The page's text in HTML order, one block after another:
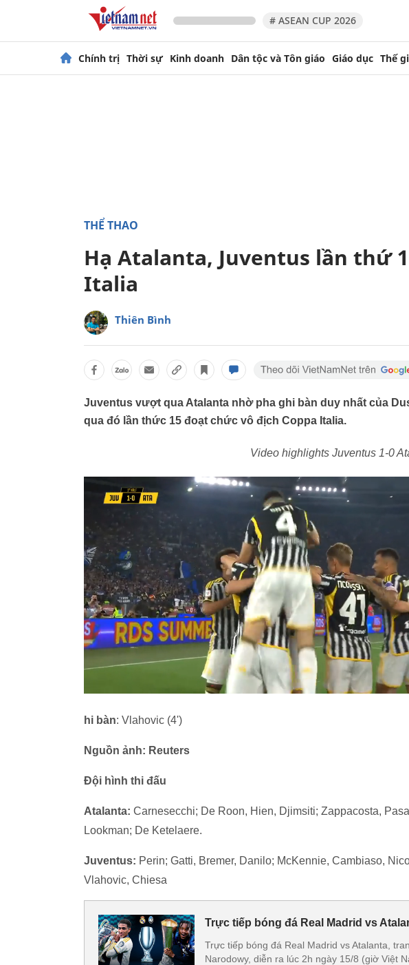
# ASEAN CUP 2026
Chính trị Thời sự Kinh doanh Dân tộc và Tôn giáo Giáo dục Thế
THỂ THAO
Hạ Atalanta, Juventus lần thứ
Italia
Thiên Bình
Juventus vượt qua Atalanta nhờ pha ghi bàn duy nhất của
qua đó lần thức 15 đoạt chức vô địch Coppa Italia.
Video highlights Juventus 1-0
hi bàn: Vlahovic (4')
Nguồn ảnh: Reuters
Đội hình thi đấu
Atalanta: Carnesecchi; De Roon, Hien, Djimsiti; Zappacosta,
Lookman; De Ketelaere.
Juventus: Perin; Gatti, Bremer, Danilo; McKennie, Cambiaso,
Vlahovic, Chiesa
Trực tiếp bóng đá Real Madrid vs
Trực tiếp bóng đá Real Madrid vs Atalanta,
Narodowy, diễn ra lúc 2h ngày 15/8 (giờ Việt